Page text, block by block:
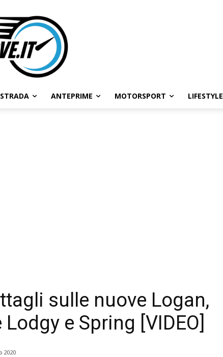
ANTEPRIME MOTORSPORT LIFESTYLE
sulle nuove Logan,
e Spring [VIDEO]
2020